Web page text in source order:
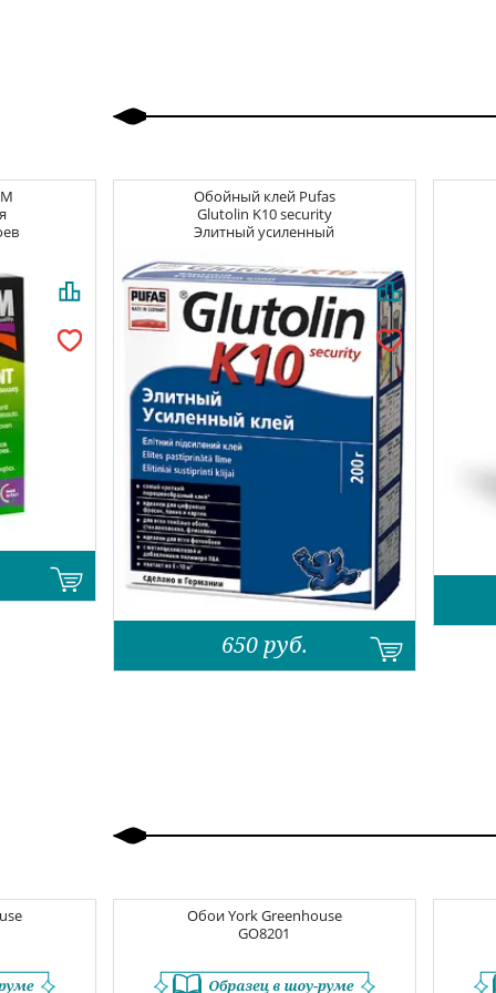
Обойный клей Pufas
Glutolin K10 security
Элитный усиленный
650 руб.
ОбоиYork Greenhouse
GO8201